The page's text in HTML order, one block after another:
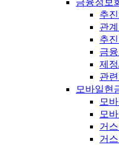
금융정보
추
관
추
금
제
관
모바일현
모
모
거
거